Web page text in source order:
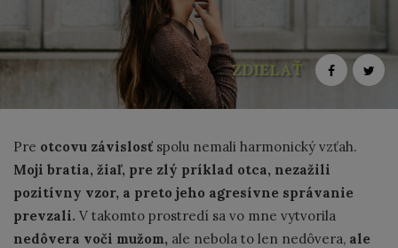
ZDIELAŤ
Pre otcovu závislosť spolu nemali harmonický vzťah.
Moji bratia, žiaľ, pre zlý príklad otca, nezažili
pozitívny vzor, a preto jeho agresívne správanie
prevzali. V takomto prostredí sa vo mne vytvorila
nedôvera voči mužom, ale nebola to len nedôvera, ale